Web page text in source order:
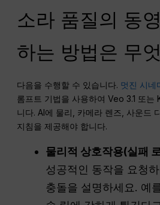
소라 품질의 동
하는 방법은 무
다음을 수행할 수 있습니다. 멋진 시네
롬프트 기법을 사용하여 Veo 3.1 또는
니다. AI에 물리, 카메라 렌즈, 사운드
지침을 제공해야 합니다.
물리적 상호작용(실패
성공적인 동작을 요청
충돌을 설명하세요. 예